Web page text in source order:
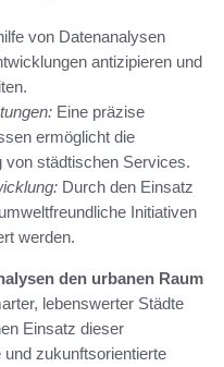
von Datenanalysen
antizipieren und
Eine präzise
ermöglicht die
von städtischen Services.
Durch den Einsatz
Initiativen
werden.
den urbanen Raum
lebenswerter Städte
Einsatz dieser
und zukunftsorientierte